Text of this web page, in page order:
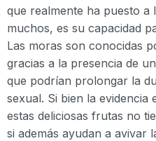
que realmente ha puesto a
muchos, es su capacidad
Las moras son conocidas
gracias a la presencia de
que podrían prolongar la
sexual. Si bien la evidencia
estas deliciosas frutas no
si además ayudan a avivar